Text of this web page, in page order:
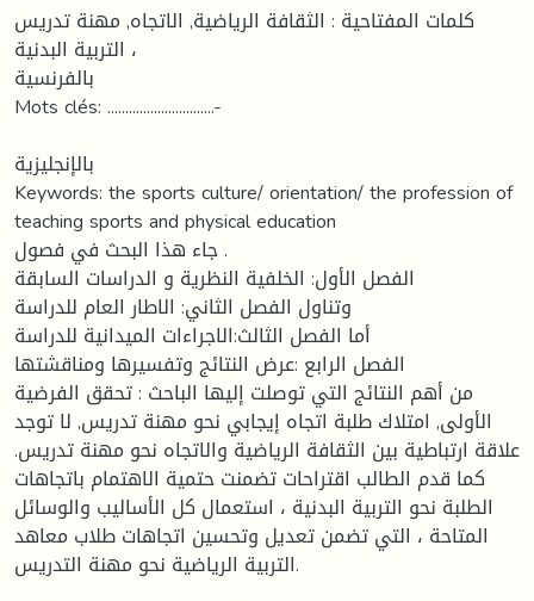
كلمات المفتاحية : الثقافة الرياضية, الاتجاه, مهنة تدريس
التربية البدنية ،
بالفرنسية
Mots clés: ..............................-
بالإنجليزية
Keywords: the sports culture/ orientation/ the profession of
teaching sports and physical education
جاء هذا البحث في فصول .
الفصل الأول: الخلفية النظرية و الدراسات السابقة
وتناول الفصل الثاني: الاطار العام للدراسة
أما الفصل الثالث:الاجراءات الميدانية للدراسة
الفصل الرابع :عرض النتائج وتفسيرها ومناقشتها
من أهم النتائج التي توصلت إليها الباحث : تحقق الفرضية
الأولى, امتلاك طلبة اتجاه إيجابي نحو مهنة تدريس, لا توجد
علاقة ارتباطية بين الثقافة الرياضية والاتجاه نحو مهنة تدريس.
كما قدم الطالب اقتراحات تضمنت حتمية الاهتمام باتجاهات
الطلبة نحو التربية البدنية ، استعمال كل الأساليب والوسائل
المتاحة ، التي تضمن تعديل وتحسين اتجاهات طلاب معاهد
التربية الرياضية نحو مهنة التدريس.